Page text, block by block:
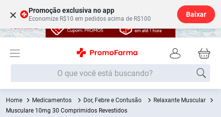
× Promoção exclusiva no app
Economize R$10 em pedidos acima de R$100
Baixar
O que você está buscando?
Medicamentos Dor, Febre e Contusão
Relaxante Muscular
Musculare 10mg 30 Comprimidos Revestidos
Termos mais buscados